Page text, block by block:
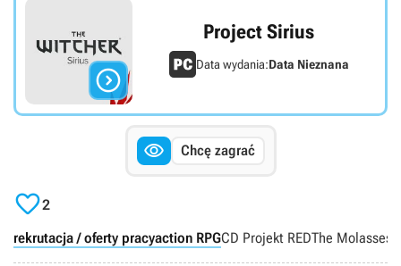

Project Sirius
Data wydania:Data Nieznana
 Chcę zagrać
2
rekrutacja / oferty pracyaction RPGCD Projekt REDThe Molasses